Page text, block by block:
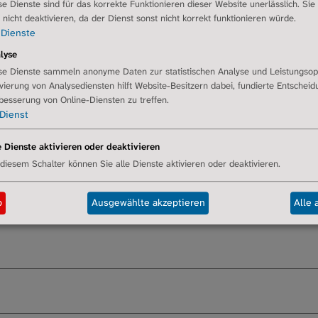
(OSA). Etwa 70–76 % derIPF-Patienten sind davon
% vorkommt.
auf Lebensqualität und Krankheitsverlauf wird
Denn Symptome wie Tagesmüdigkeit,
bestehende OSA wird dabei leicht übersehen.
Dienste sind für das korrekte Funktionieren dieser Website unerlässlich. Sie
nicht deaktivieren, da der Dienst sonst nicht korrekt funktionieren würde.
Dienste
Dienste sammeln anonyme Daten zur statistischen Analyse und
von Analysediensten hilft Website-Besitzern dabei, fundierte
von Online-Diensten zu treffen.
Dienst
Dienste aktivieren oder deaktivieren
Schalter können Sie alle Dienste aktivieren oder deaktivieren.
Ausgewählte akzeptieren Alle